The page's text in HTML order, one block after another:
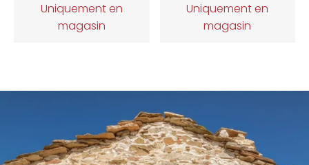
Uniquement en
magasin
Uniquement en
magasin